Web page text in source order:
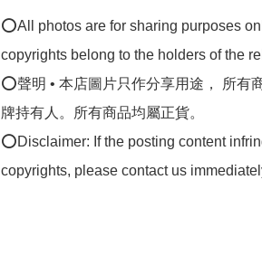
⭕All photos are for sharing purposes
copyrights belong to the holders of the
⭕聲明 • 本店圖片只作分享用途， 所有
牌持有人。所有商品均屬正貨。
⭕Disclaimer: If the posting content
copyrights, please contact us